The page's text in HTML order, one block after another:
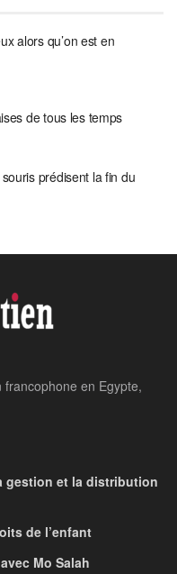
alors qu’on est en
de tous les temps
prédisent la fin du
la plus
à un